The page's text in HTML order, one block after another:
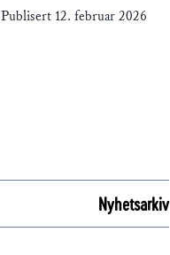
Publisert 12. februar 2026
Nyhetsarkiv